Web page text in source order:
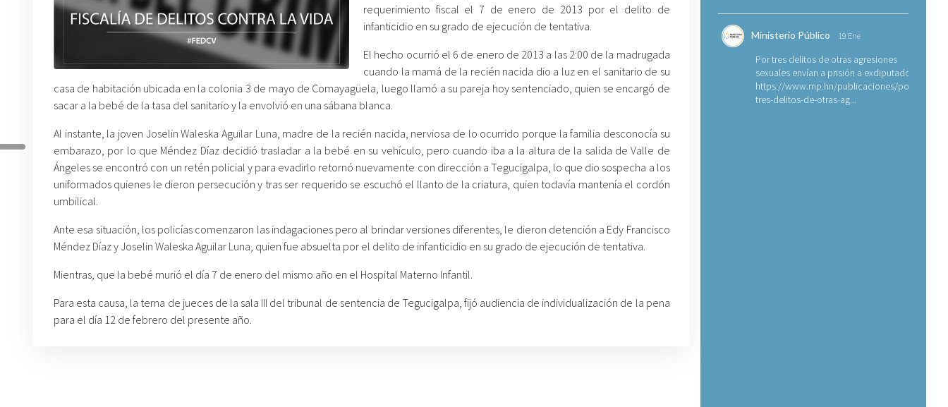
requerimiento fiscal el 7 de enero de 2013 por el delito de
infanticidio en su grado de ejecución de tentativa.
El hecho ocurrió el 6 de enero de 2013 a las 2:00 de la madrugada
cuando la mamá de la recién nacida dio a luz en el sanitario de su
casa de habitación ubicada en la colonia 3 de mayo de Comayagüela, luego llamó a su pareja hoy sentenciado, quien se encargó de
sacar a la bebé de la tasa del sanitario y la envolvió en una sábana blanca.
Al instante, la joven Joselin Waleska Aguilar Luna, madre de la recién nacida, nerviosa de lo ocurrido porque la familia desconocía su
embarazo, por lo que Méndez Díaz decidió trasladar a la bebé en su vehículo, pero cuando iba a la altura de la salida de Valle de
Ángeles se encontró con un retén policial y para evadirlo retornó nuevamente con dirección a Tegucigalpa, lo que dio sospecha a los
uniformados quienes le dieron persecución y tras ser requerido se escuchó el llanto de la criatura, quien todavía mantenía el cordón
umbilical.
Ante esa situación, los policías comenzaron las indagaciones pero al brindar versiones diferentes, le dieron detención a Edy Francisco
Méndez Díaz y Joselin Waleska Aguilar Luna, quien fue absuelta por el delito de infanticidio en su grado de ejecución de tentativa.
Mientras, que la bebé murió el día 7 de enero del mismo año en el Hospital Materno Infantil.
Para esta causa, la terna de jueces de la sala III del tribunal de sentencia de Tegucigalpa, fijó audiencia de individualización de la pena
para el día 12 de febrero del presente año.
Ministerio Público 19 Ene
Por tres delitos de otras agresiones
sexuales envían a prisión a exdiputado
https://www.mp.hn/publicaciones/por-
tres-delitos-de-otras-ag...